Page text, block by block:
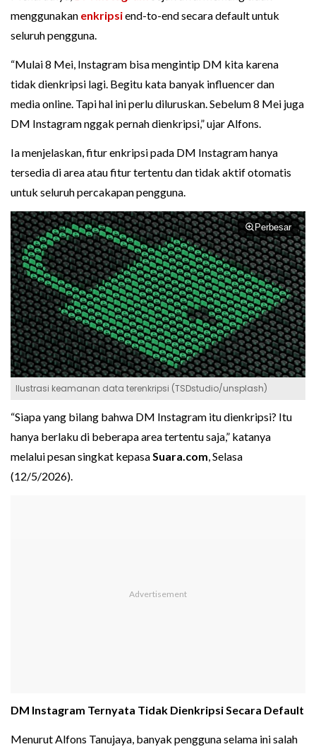
menggunakan enkripsiend-to-end secara default untuk
seluruh pengguna.
“Mulai 8 Mei, Instagram bisa mengintip DM kita karena
tidak dienkripsi lagi. Begitu kata banyak influencer dan
media online. Tapi hal ini perlu diluruskan. Sebelum 8 Mei juga
DM Instagram nggak pernah dienkripsi,” ujar Alfons.
Ia menjelaskan, fitur enkripsi pada DM Instagram hanya
tersedia di area atau fitur tertentu dan tidak aktif otomatis
untuk seluruh percakapan pengguna.
Perbesar
Ilustrasi keamanan data terenkripsi (TSDstudio/unsplash)
“Siapa yang bilang bahwa DM Instagram itu dienkripsi? Itu
hanya berlaku di beberapa area tertentu saja,” katanya
melalui pesan singkat kepasa Suara.com , Selasa
(12/5/2026).
DM Instagram Ternyata Tidak Dienkripsi Secara Default
Menurut Alfons Tanujaya, banyak pengguna selama ini salah